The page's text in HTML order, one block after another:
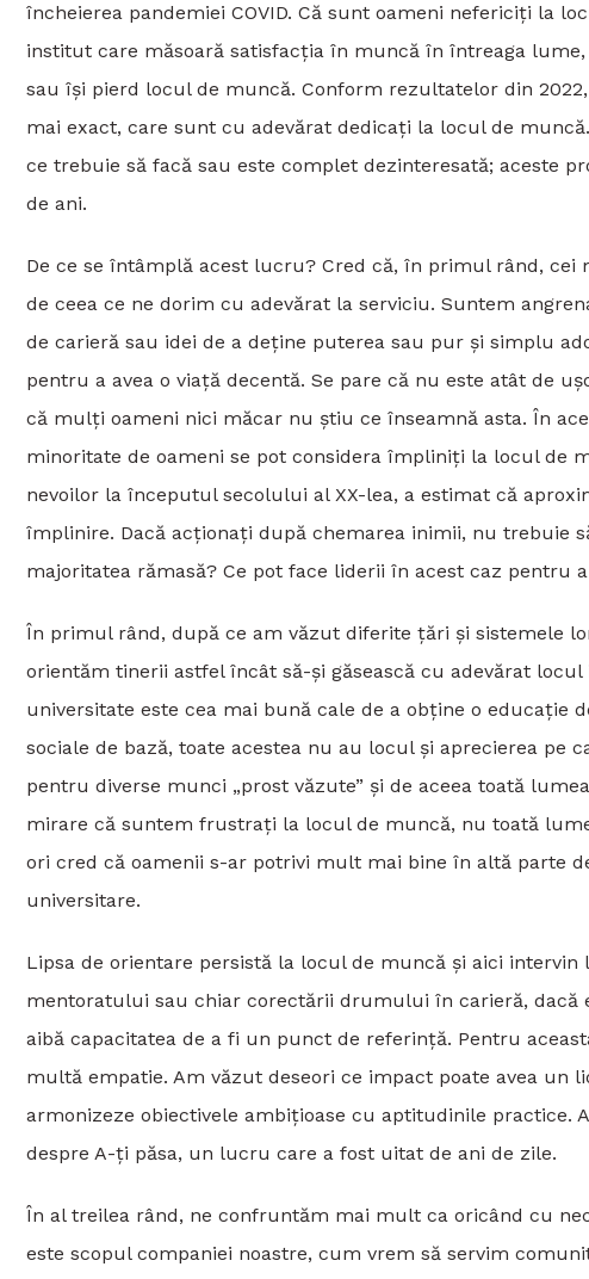
încheierea pandemiei COVID. Că sunt oameni nefericiți la
institut care măsoară satisfacția în muncă în întreaga
sau își pierd locul de muncă. Conform rezultatelor din
mai exact, care sunt cu adevărat dedicați la locul de
ce trebuie să facă sau este complet dezinteresată; aceste
de ani.
De ce se întâmplă acest lucru? Cred că, în primul rând,
de ceea ce ne dorim cu adevărat la serviciu. Suntem
de carieră sau idei de a deține puterea sau pur și simplu
pentru a avea o viață decentă. Se pare că nu este atât de
că mulți oameni nici măcar nu știu ce înseamnă asta. În
minoritate de oameni se pot considera împliniți la locul de
nevoilor la începutul secolului al XX-lea, a estimat că
împlinire. Dacă acționați după chemarea inimii, nu trebuie
majoritatea rămasă? Ce pot face liderii în acest caz pentru
În primul rând, după ce am văzut diferite țări și sistemele
orientăm tinerii astfel încât să-și găsească cu adevărat
universitate este cea mai bună cale de a obține o educație
sociale de bază, toate acestea nu au locul și aprecierea pe
pentru diverse munci „prost văzute” și de aceea toată
mirare că suntem frustrați la locul de muncă, nu toată
ori cred că oamenii s-ar potrivi mult mai bine în altă parte
universitare.
Lipsa de orientare persistă la locul de muncă și aici
mentoratului sau chiar corectării drumului în carieră, dacă
aibă capacitatea de a fi un punct de referință. Pentru
multă empatie. Am văzut deseori ce impact poate avea un
armonizeze obiectivele ambițioase cu aptitudinile
despre A-ți păsa, un lucru care a fost uitat de ani de zile.
În al treilea rând, ne confruntăm mai mult ca oricând cu
este scopul companiei noastre, cum vrem să servim